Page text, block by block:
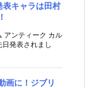
表キャラは田村
アンティーク カル
発表されまし
画に！ジブリ